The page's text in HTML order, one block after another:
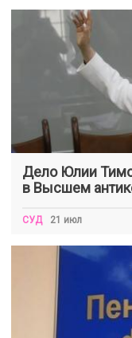
Дело Юлии
в Высшем
СУД 21 июл